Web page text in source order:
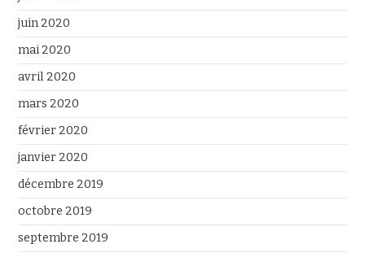
juin 2020
mai 2020
avril 2020
mars 2020
février 2020
janvier 2020
décembre 2019
octobre 2019
septembre 2019